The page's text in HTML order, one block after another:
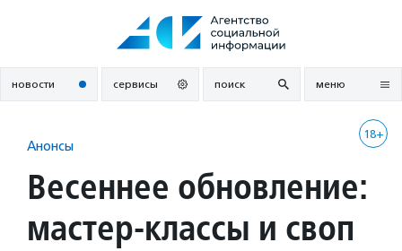
новости сервисы поиск меню
18+
Анонсы
Весеннее обновление:
мастер-классы и своп